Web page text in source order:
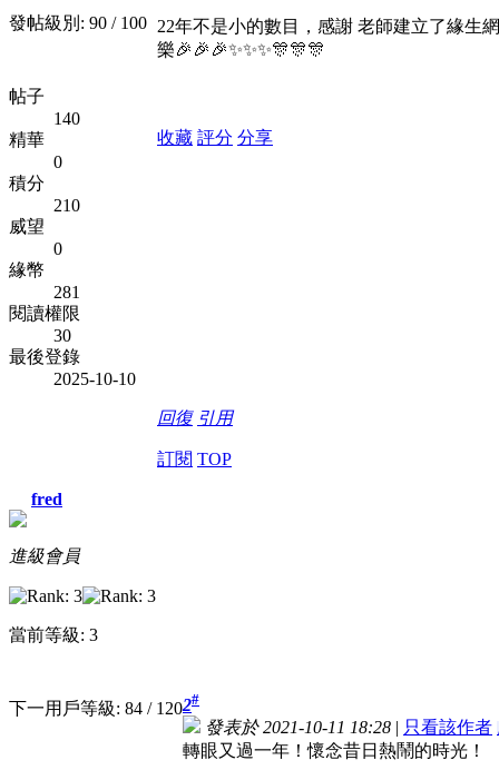
發帖級別: 90 / 100
帖子
140
精華
0
積分
210
威望
0
緣幣
281
閱讀權限
30
最後登錄
2025-10-10
22年不是小的數目，感謝 老師建立了緣生
樂🎉🎉🎉✨✨✨🎊🎊🎊
收藏 評分 分享
回復 引用
訂閱 TOP
fred
進級會員
當前等級: 3
下一用戶等級: 84 / 1202#
發表於 2021-10-11 18:28 | 只看該作者
轉眼又過一年！懷念昔日熱鬧的時光！